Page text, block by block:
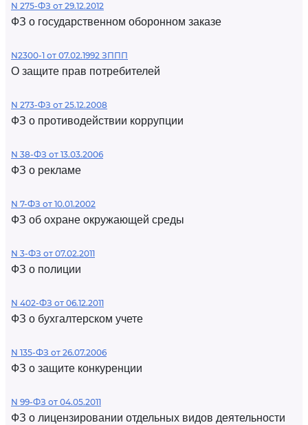
N 275-ФЗ от 29.12.2012
ФЗ о государственном оборонном заказе
N2300-1 от 07.02.1992 ЗППП
О защите прав потребителей
N 273-ФЗ от 25.12.2008
ФЗ о противодействии коррупции
N 38-ФЗ от 13.03.2006
ФЗ о рекламе
N 7-ФЗ от 10.01.2002
ФЗ об охране окружающей среды
N 3-ФЗ от 07.02.2011
ФЗ о полиции
N 402-ФЗ от 06.12.2011
ФЗ о бухгалтерском учете
N 135-ФЗ от 26.07.2006
ФЗ о защите конкуренции
N 99-ФЗ от 04.05.2011
ФЗ о лицензировании отдельных видов деятельности